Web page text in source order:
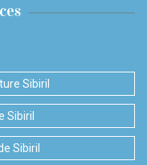
Sibiril
Sibiril
Sibiril